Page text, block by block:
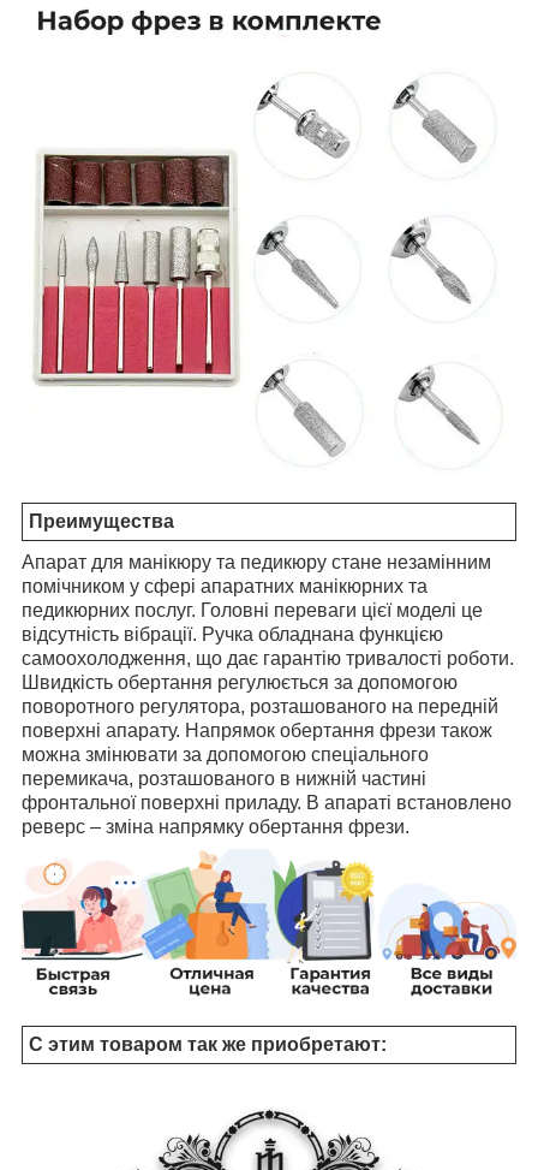
Преимущества
Апарат для манікюру та педикюру стане незамінним
помічником у сфері апаратних манікюрних та
педикюрних послуг. Головні переваги цієї моделі це
відсутність вібрації. Ручка обладнана функцією
самоохолодження, що дає гарантію тривалості роботи.
Швидкість обертання регулюється за допомогою
поворотного регулятора, розташованого на передній
поверхні апарату. Напрямок обертання фрези також
можна змінювати за допомогою спеціального
перемикача, розташованого в нижній частині
фронтальної поверхні приладу. В апараті встановлено
реверс – зміна напрямку обертання фрези.
С этим товаром так же приобретают: